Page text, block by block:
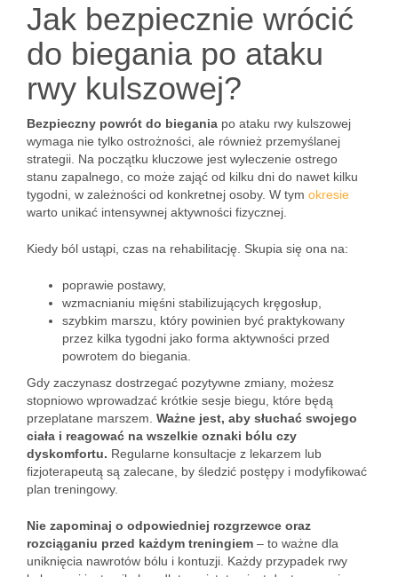
Jak bezpiecznie wrócić
do biegania po ataku
rwy kulszowej?
Bezpieczny powrót do biegania po ataku rwy kulszowej
wymaga nie tylko ostrożności, ale również przemyślanej
strategii. Na początku kluczowe jest wyleczenie ostrego
stanu zapalnego, co może zająć od kilku dni do nawet kilku
tygodni, w zależności od konkretnej osoby. W tym okresie
warto unikać intensywnej aktywności fizycznej.
Kiedy ból ustąpi, czas na rehabilitację. Skupia się ona na:
poprawie postawy,
wzmacnianiu mięśni stabilizujących kręgosłup,
szybkim marszu, który powinien być praktykowany
przez kilka tygodni jako forma aktywności przed
powrotem do biegania.
Gdy zaczynasz dostrzegać pozytywne zmiany, możesz
stopniowo wprowadzać krótkie sesje biegu, które będą
przeplatane marszem. Ważne jest, aby słuchać swojego
ciała i reagować na wszelkie oznaki bólu czy
dyskomfortu. Regularne konsultacje z lekarzem lub
fizjoterapeutą są zalecane, by śledzić postępy i modyfikować
plan treningowy.
Nie zapominaj o odpowiedniej rozgrzewce oraz
rozciąganiu przed każdym treningiem – to ważne dla
uniknięcia nawrotów bólu i kontuzji. Każdy przypadek rwy